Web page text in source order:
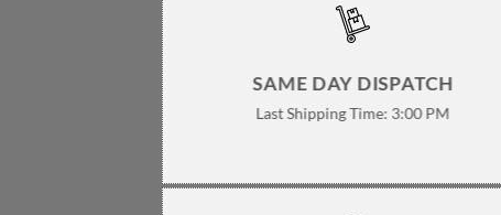
SAME DAY DISPATCH
Last Shipping Time: 3:00 PM